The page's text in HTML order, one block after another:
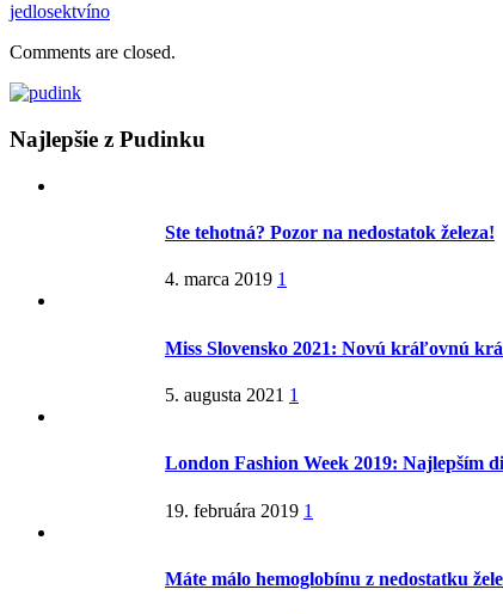
jedlosektvíno
Comments are closed.
Najlepšie z Pudinku
Ste tehotná? Pozor na nedostatok železa!
4. marca 2019 1
Miss Slovensko 2021: Novú kráľovnú
5. augusta 2021 1
London Fashion Week 2019: Najlepším
19. februára 2019 1
Máte málo hemoglobínu z nedostatku